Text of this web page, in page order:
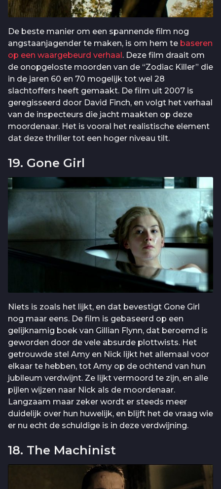
De beste manier om een spannende film nog
angstaanjagender te maken, is om hem te baseren
op een waargebeurd verhaal. Deze film draait om
de onopgeloste moorden van de “Zodiac Killer” die
in de jaren 60 en 70 mogelijk tot wel 28
slachtoffers heeft gemaakt. De film uit 2007 is
geregisseerd door David Finch, en volgt het verhaal
van de inspecteurs die jacht maakten op deze
moordenaar. Het is vooral het realistische element
dat deze thriller tot een hoger niveau tilt.
19. Gone Girl
Niets is zoals het lijkt, en dat bevestigt Gone Girl
nog maar eens. De film is gebaseerd op een
gelijknamig boek van Gillian Flynn, dat beroemd is
geworden door de vele absurde plottwists. Het
getrouwde stel Amy en Nick lijkt het allemaal voor
elkaar te hebben, tot Amy op de ochtend van hun
jubileum verdwijnt. Ze lijkt vermoord te zijn, en alle
pijlen wijzen naar Nick als de moordenaar.
Langzaam maar zeker wordt er steeds meer
duidelijk over hun huwelijk, en blijft het de vraag wie
er nu echt de schuldige is in deze verdwijning.
18. The Machinist